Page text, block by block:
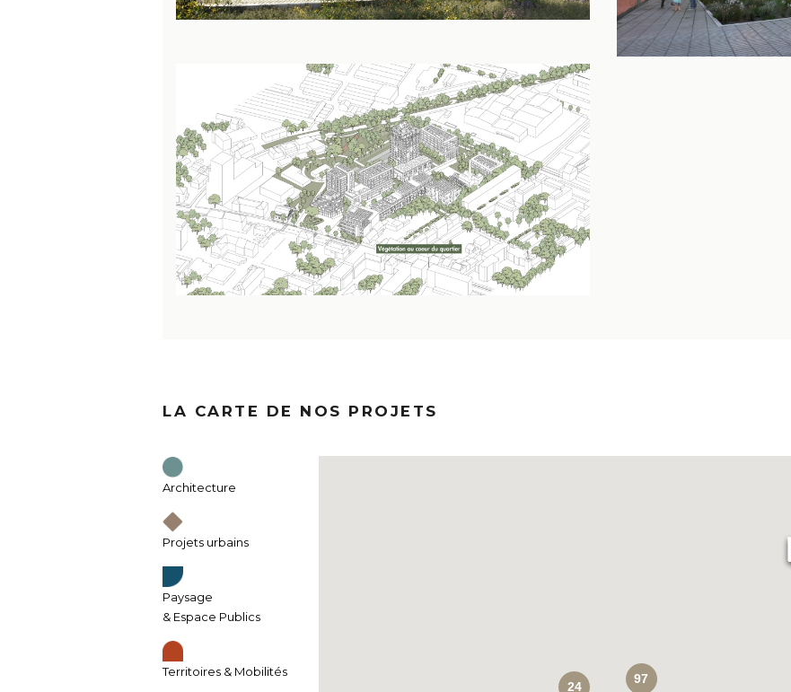
LA CARTE DE NOS PROJETS
Architecture
Projets urbains
Paysage
& Espace Publics
Territoires & Mobilités
97
24